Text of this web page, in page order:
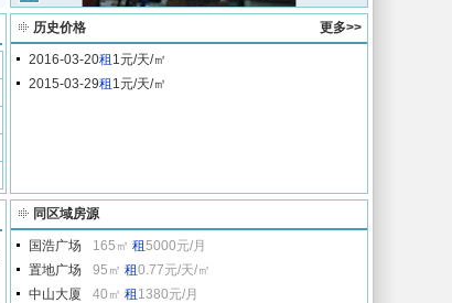
更多>>
历史价格
2016-03-20租 1元/天/㎡
2015-03-29租 1元/天/㎡
同区域房源
国浩广场 165㎡ 租5000元/月
置地广场
95㎡ 租0.77元/天/㎡
中山大厦
40㎡ 租 1380元/月